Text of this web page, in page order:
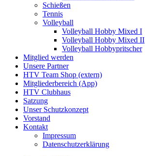
Schießen
Tennis
Volleyball
Volleyball Hobby Mixed I
Volleyball Hobby Mixed II
Volleyball Hobbypritscher
Mitglied werden
Unsere Partner
HTV Team Shop (extern)
Mitgliederbereich (App)
HTV Clubhaus
Satzung
Unser Schutzkonzept
Vorstand
Kontakt
Impressum
Datenschutzerklärung